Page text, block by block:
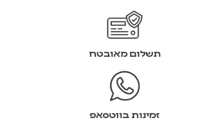
תשלום מאובטח
זמינות בווטסאפ